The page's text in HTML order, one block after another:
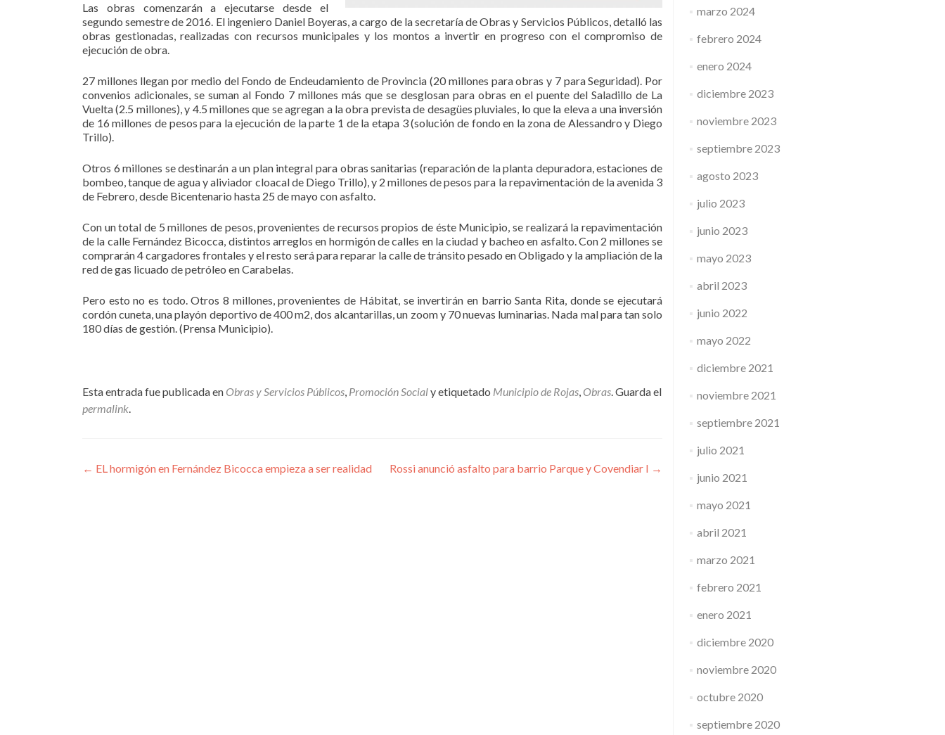
Las obras comenzarán a ejecutarse desde el
segundo semestre de 2016. El ingeniero Daniel Boyeras, a cargo de la secretaría de Obras y Servicios Públicos, detalló las
obras gestionadas, realizadas con recursos municipales y los montos a invertir en progreso con el compromiso de
ejecución de obra.
27 millones llegan por medio del Fondo de Endeudamiento de Provincia (20 millones para obras y 7 para Seguridad). Por
convenios adicionales, se suman al Fondo 7 millones más que se desglosan para obras en el puente del Saladillo de La
Vuelta (2.5 millones), y 4.5 millones que se agregan a la obra prevista de desagües pluviales, lo que la eleva a una inversión
de 16 millones de pesos para la ejecución de la parte 1 de la etapa 3 (solución de fondo en la zona de Alessandro y Diego
Trillo).
Otros 6 millones se destinarán a un plan integral para obras sanitarias (reparación de la planta depuradora, estaciones de
bombeo, tanque de agua y aliviador cloacal de Diego Trillo), y 2 millones de pesos para la repavimentación de la avenida 3
de Febrero, desde Bicentenario hasta 25 de mayo con asfalto.
Con un total de 5 millones de pesos, provenientes de recursos propios de éste Municipio, se realizará la repavimentación
de la calle Fernández Bicocca, distintos arreglos en hormigón de calles en la ciudad y bacheo en asfalto. Con 2 millones se
comprarán 4 cargadores frontales y el resto será para reparar la calle de tránsito pesado en Obligado y la ampliación de la
red de gas licuado de petróleo en Carabelas.
Pero esto no es todo. Otros 8 millones, provenientes de Hábitat, se invertirán en barrio Santa Rita, donde se ejecutará
cordón cuneta, una playón deportivo de 400 m2, dos alcantarillas, un zoom y 70 nuevas luminarias. Nada mal para tan solo
180 días de gestión. (Prensa Municipio).
Esta entrada fue publicada en Obras y Servicios Públicos, Promoción Socialy etiquetado Municipio de Rojas, Obras. Guarda el
permalink.
Navegación
← EL hormigón en Fernández Bicocca empieza a ser realidad Rossi anunció asfalto para barrio Parque y Covendiar I →
marzo 2024
febrero 2024
enero 2024
diciembre 2023
noviembre 2023
septiembre 2023
agosto 2023
julio 2023
junio 2023
mayo 2023
abril 2023
junio 2022
mayo 2022
diciembre 2021
noviembre 2021
septiembre 2021
julio 2021
junio 2021
mayo 2021
abril 2021
marzo 2021
febrero 2021
enero 2021
diciembre 2020
noviembre 2020
octubre 2020
septiembre 2020